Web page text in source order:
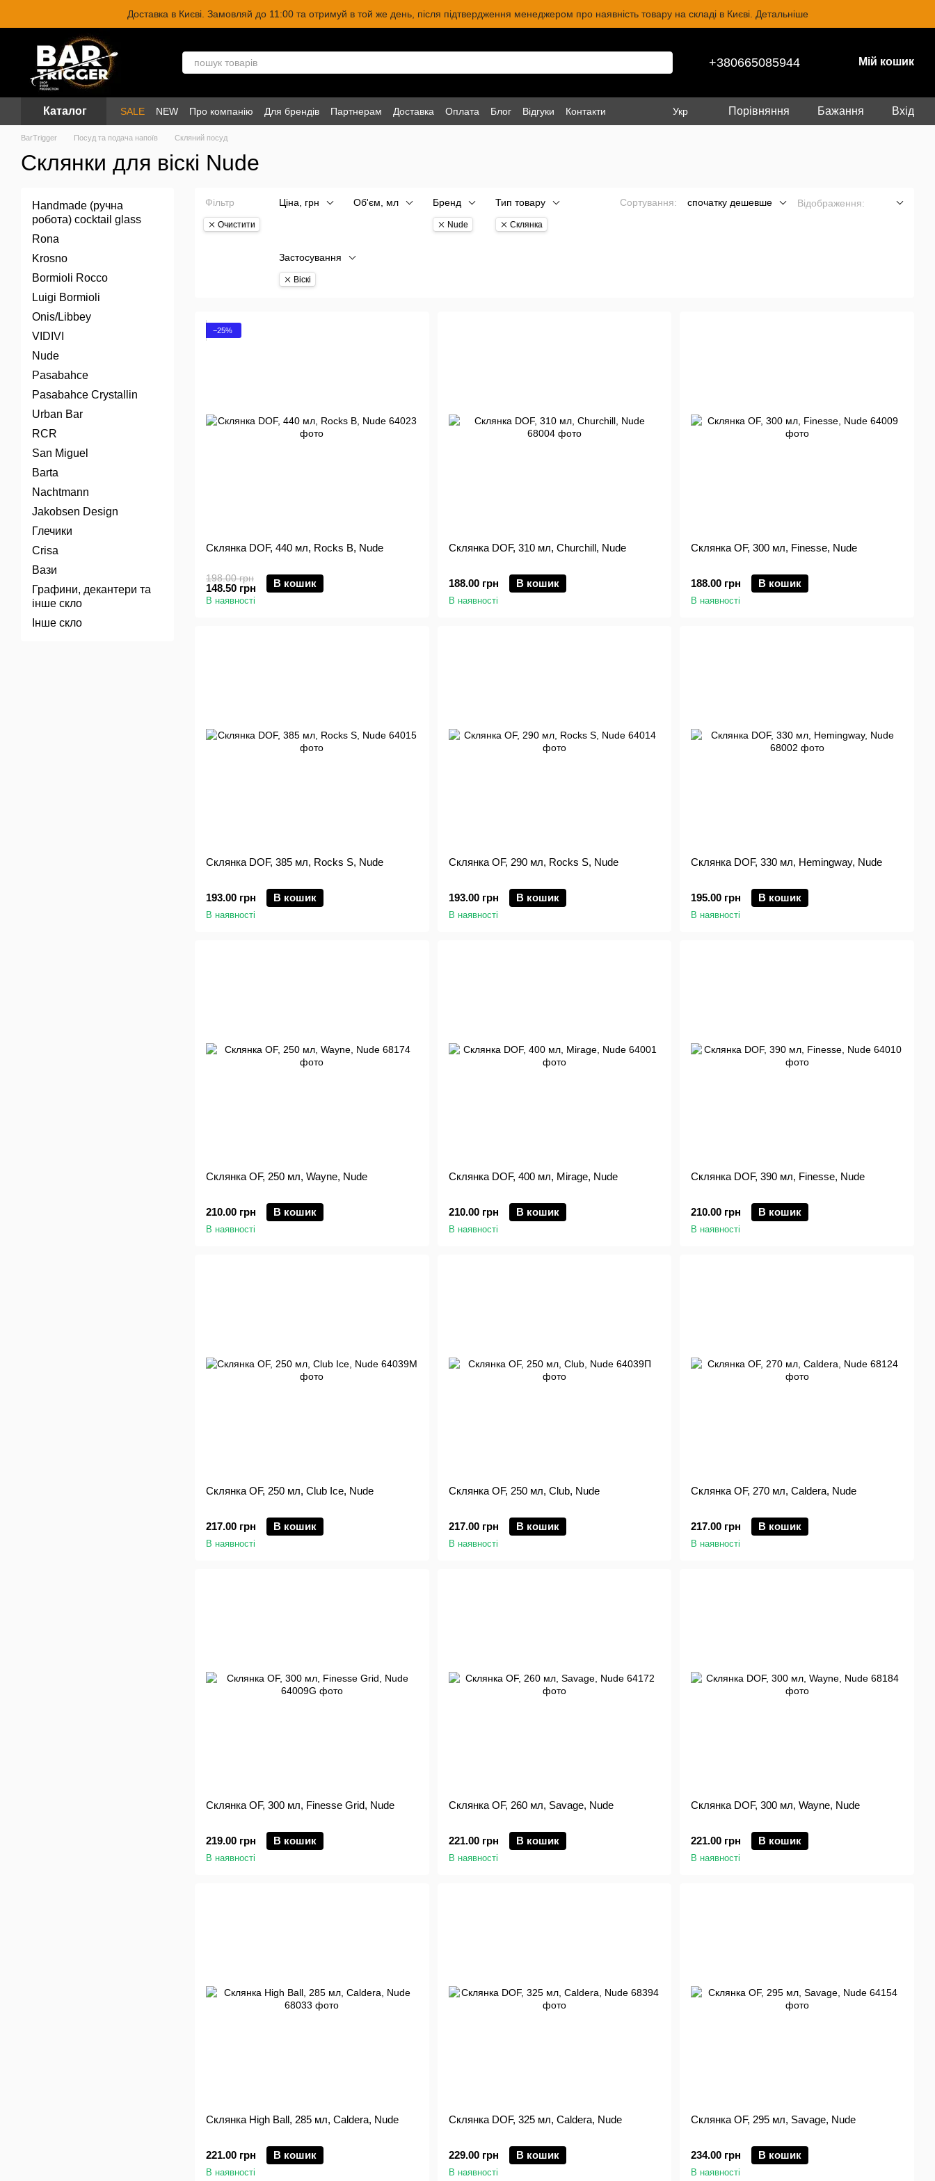
Перейти до основного контентуДоставка в Києві. Замовляй до 11:00 та отримуй в той же день, після підтвердження менеджером про наявність товару на складі в Києві. Детальніше
+380665085944 Мій кошик
Каталог SALE NEW Про компанію Для брендів Партнерам Доставка Оплата Блог Відгуки Контакти Укр Порівняння Бажання Вхід
BarTrigger Посуд та подача напоїв Скляний посуд
Склянки для віскі Nude
Фільтр
Очистити
Ціна, грн Об'єм, мл Бренд
Nude
Тип товару
Склянка
Застосування
Віскі
Сортування: спочатку дешевше Відображення:
−25%
Склянка DOF, 440 мл, Rocks B, Nude
198.00 грн
148.50 грн В кошик
В наявності
Склянка DOF, 310 мл, Churchill, Nude
188.00 грн В кошик
В наявності
Склянка OF, 300 мл, Finesse, Nude
188.00 грн В кошик
В наявності
Склянка DOF, 385 мл, Rocks S, Nude
193.00 грн В кошик
В наявності
Склянка OF, 290 мл, Rocks S, Nude
193.00 грн В кошик
В наявності
Склянка DOF, 330 мл, Hemingway, Nude
195.00 грн В кошик
В наявності
Склянка OF, 250 мл, Wayne, Nude
210.00 грн В кошик
В наявності
Склянка DOF, 400 мл, Mirage, Nude
210.00 грн В кошик
В наявності
Склянка DOF, 390 мл, Finesse, Nude
210.00 грн В кошик
В наявності
Склянка OF, 250 мл, Club Ice, Nude
217.00 грн В кошик
В наявності
Склянка OF, 250 мл, Club, Nude
217.00 грн В кошик
В наявності
Склянка OF, 270 мл, Caldera, Nude
217.00 грн В кошик
В наявності
Склянка OF, 300 мл, Finesse Grid, Nude
219.00 грн В кошик
В наявності
Склянка OF, 260 мл, Savage, Nude
221.00 грн В кошик
В наявності
Склянка DOF, 300 мл, Wayne, Nude
221.00 грн В кошик
В наявності
Склянка High Ball, 285 мл, Caldera, Nude
221.00 грн В кошик
В наявності
Склянка DOF, 325 мл, Caldera, Nude
229.00 грн В кошик
В наявності
Склянка OF, 295 мл, Savage, Nude
234.00 грн В кошик
В наявності
Handmade (ручна
робота) cocktail glass
Rona
Krosno
Bormioli Rocco
Luigi Bormioli
Onis/Libbey
VIDIVI
Nude
Pasabahce
Pasabahce Crystallin
Urban Bar
RCR
San Miguel
Barta
Nachtmann
Jakobsen Design
Глечики
Crisa
Вази
Графини, декантери та
інше скло
Інше скло